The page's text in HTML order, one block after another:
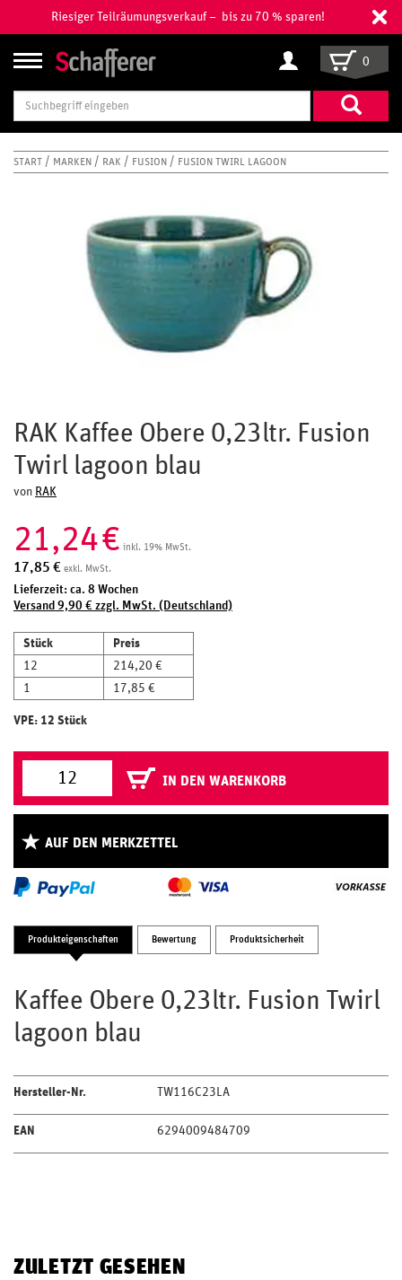
Riesiger Teilräumungsverkauf – bis zu 70 % sparen!
Suchbegriff
eingeben
0
START MARKEN RAK FUSION FUSION TWIRL LAGOON
RAK Kaffee Obere 0,23ltr. Fusion
Twirl lagoon blau
von RAK
21,24€ inkl. 19% MwSt.
17,85 € exkl. MwSt.
Lieferzeit: ca. 8 Wochen
Versand 9,90 € zzgl. MwSt. (Deutschland)
Stück
Preis
12
214,20 €
1
17,85 €
VPE: 12 Stück
IN DEN WARENKORB
AUF DEN MERKZETTEL
Produkteigenschaften Bewertung Produktsicherheit
Kaffee Obere 0,23ltr. Fusion Twirl
lagoon blau
Hersteller-Nr. TW116C23LA
EAN 6294009484709
ZULETZT GESEHEN